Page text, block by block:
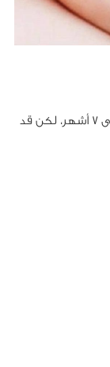
تظهر الأسنان الأولى عند الرضع عادة في عمر 4 إلى 7 أشهر، لكن قد